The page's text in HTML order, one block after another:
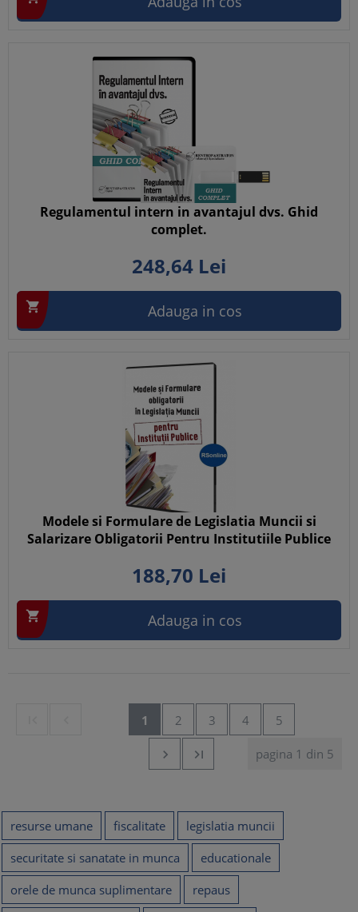
Regulamentul intern in avantajul dvs. Ghid
complet.
248,64 Lei
 Adauga in cos
Modele si Formulare de Legislatia Muncii si
Salarizare Obligatorii Pentru Institutiile Publice
188,70 Lei
 Adauga in cos
1 2 3 4 5
pagina 1 din 5


resurse umane fiscalitate
legislatia muncii
securitate si sanatate in munca
educationale
orele de munca suplimentare
repaus